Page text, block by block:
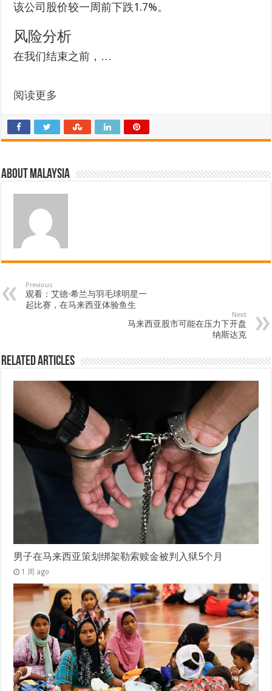
该公司股价较一周前下跌1.7%。
风险分析
在我们结束之前，…
阅读更多
About Malaysia
Previous
观看：艾德·希兰与羽毛球明星一
起比赛，在马来西亚体验鱼生
Next
马来西亚股市可能在压力下开盘
纳斯达克
Related Articles
男子在马来西亚策划绑架勒索赎金被判入狱5个月
1 周 ago